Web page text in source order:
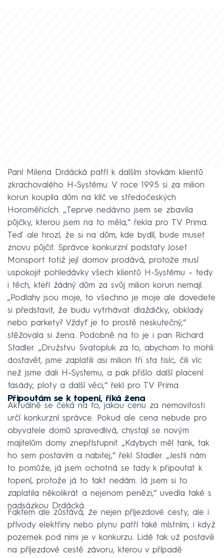
Paní Milena Drdácká patří k dalším stovkám klientů
zkrachovalého H-Systému. V roce 1995 si za milion
korun koupila dům na klíč ve středočeských
Horoměřicích. „Teprve nedávno jsem se zbavila
půjčky, kterou jsem na to měla,“ řekla pro TV Prima.
Teď ale hrozí, že si na dům, kde bydlí, bude muset
znovu půjčit. Správce konkurzní podstaty Josef
Monsport totiž její domov prodává, protože musí
uspokojit pohledávky všech klientů H-Systému – tedy
i těch, kteří žádný dům za svůj milion korun nemají.
„Podlahy jsou moje, to všechno je moje ale dovedete
si představit, že budu vytrhávat dlaždičky, obklady
nebo parkety? Vždyť je to prostě neskutečný,“
stěžovala si žena. Podobně na to je i pan Richard
Stadler. „Družstvu Svatopluk za to, abychom to mohli
dostavět, jsme zaplatili asi milion tři sta tisíc, čili víc
než jsme dali H-Systemu, a pak přišlo další placení:
fasády, ploty a další věci,“ řekl pro TV Prima.
Připoutám se k topení, říká žena
Aktuálně se čeká na to, jakou cenu za nemovitosti
určí konkurzní správce. Pokud ale cena nebude pro
obyvatele domů spravedlivá, chystají se novým
majitelům domy znepřístupnit. „Kdybych měl tank, tak
ho sem postavím a nabitej,“ řekl Stadler. „Jestli nám
to pomůže, já jsem ochotná se tady k připoutat k
topení, protože já to fakt nedám. Já jsem si to
zaplatila několikrát a nejenom penězi,“ uvedla také s
nadsázkou Drdácká.
Faktem ale zůstává, že nejen příjezdové cesty, ale i
přívody elektřiny nebo plynu patří také místním, i když
pozemek pod nimi je v konkurzu. Lidé tak už postavili
na příjezdové cestě závoru, kterou v případě